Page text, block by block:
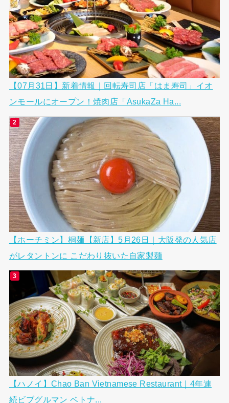
【07月31日】新着情報｜回転寿司店「はま寿司」イオ
ンモールにオープン！焼肉店「AsukaZa Ha...
【ホーチミン】桐麺【新店】5月26日｜大阪発の人気店
がレタントンに こだわり抜いた自家製麺
【ハノイ】Chao Ban Vietnamese Restaurant｜4年連
続ビブグルマン ベトナ...